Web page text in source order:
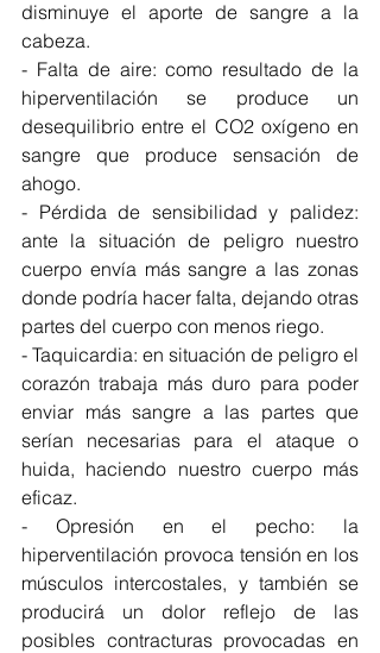
disminuye el aporte de sangre a la
cabeza.
- Falta de aire: como resultado de la
hiperventilación se produce un
desequilibrio entre el CO2 oxígeno en
sangre que produce sensación de
ahogo.
- Pérdida de sensibilidad y palidez:
ante la situación de peligro nuestro
cuerpo envía más sangre a las zonas
donde podría hacer falta, dejando otras
partes del cuerpo con menos riego.
- Taquicardia: en situación de peligro el
corazón trabaja más duro para poder
enviar más sangre a las partes que
serían necesarias para el ataque o
huida, haciendo nuestro cuerpo más
eficaz.
- Opresión en el pecho: la
hiperventilación provoca tensión en los
músculos intercostales, y también se
producirá un dolor reflejo de las
posibles contracturas provocadas en